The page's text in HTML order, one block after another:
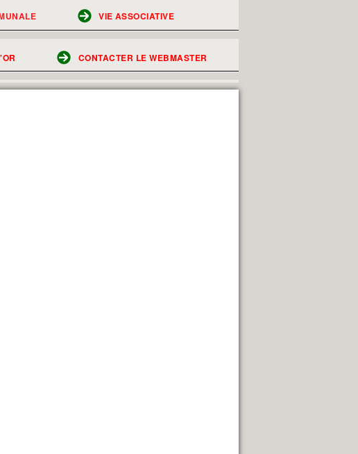
VIE ASSOCIATIVE
CONTACTER LE WEBMASTER